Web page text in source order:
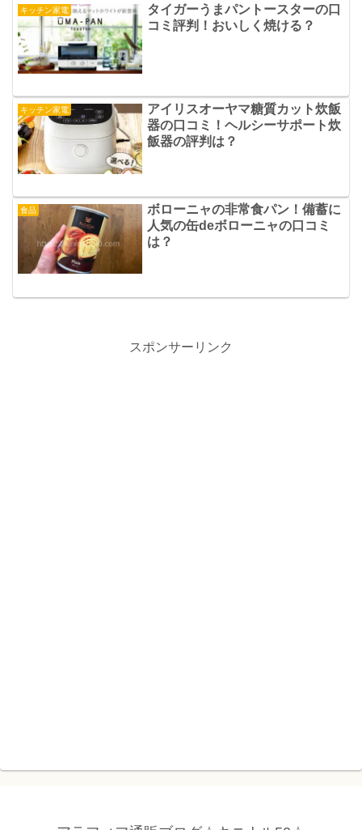
キッチン家電
タイガーうまパントースターの口
コミ評判！おいしく焼ける？
キッチン家電
アイリスオーヤマ糖質カット炊飯
器の口コミ！ヘルシーサポート炊
飯器の評判は？
食品
ボローニャの非常食パン！備蓄に
人気の缶deボローニャの口コミ
は？
スポンサーリンク